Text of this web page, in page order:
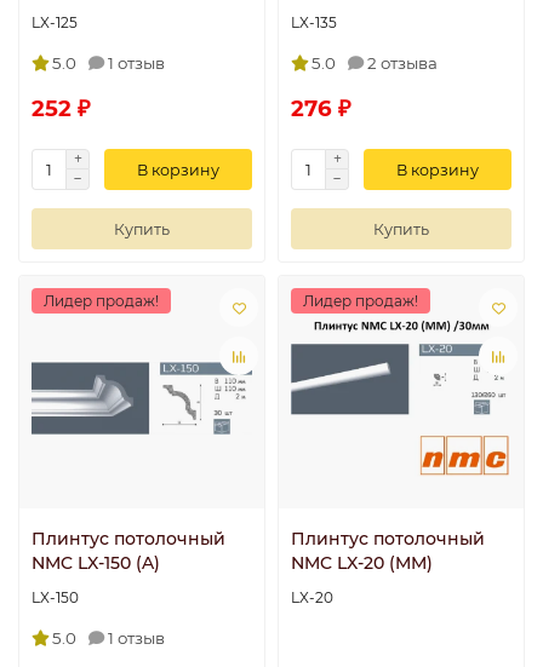
LX-125
5.0 1 отзыв
252 ₽
В корзину
Купить
LX-135
5.0 2 отзыва
276 ₽
В корзину
Купить
Лидер продаж!
Плинтус потолочный
NMC LX-150 (A)
LX-150
5.0 1 отзыв
Лидер продаж!
Плинтус потолочный
NMC LX-20 (MM)
LX-20